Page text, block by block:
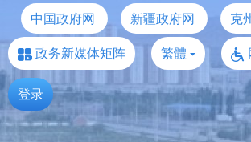
中国政府网 新疆政府网
克
政务新媒体矩阵
繁體
登录